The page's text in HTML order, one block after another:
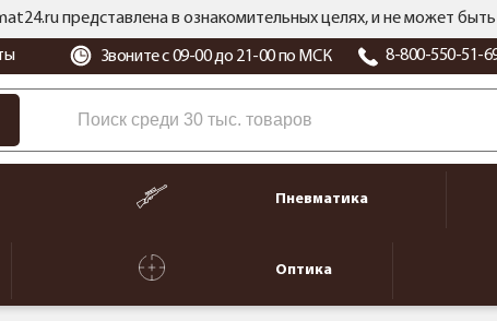
представлена в ознакомительных целях, и не может
Звоните с 09-00 до 21-00 по МСК 8-800-550-51-
Пневматика
Оптика